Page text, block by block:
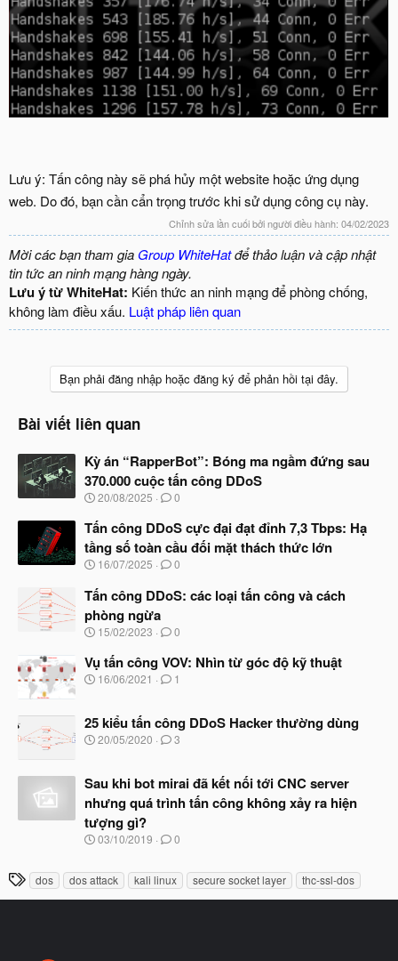
Lưu ý: Tấn công này sẽ phá hủy một website hoặc ứng dụng
web. Do đó, bạn cần cẩn trọng trước khi sử dụng công cụ này.
Chỉnh sửa lần cuối bởi người điều hành: 04/02/2023
Mời các bạn tham gia Group WhiteHatđể thảo luận và cập nhật
tin tức an ninh mạng hàng ngày.
Lưu ý từ WhiteHat: Kiến thức an ninh mạng để phòng chống,
không làm điều xấu. Luật pháp liên quan
Bạn phải đăng nhập hoặc đăng ký để phản hồi tại đây.
Bài viết liên quan
Kỳ án “RapperBot”: Bóng ma ngầm đứng sau
370.000 cuộc tấn công DDoS
N
à
b
ắ
đ
ầ
u
20/08/2025 0
Tấn công DDoS cực đại đạt đỉnh 7,3 Tbps: Hạ
tầng số toàn cầu đối mặt thách thức lớn
N
à
y
b
ắ
đ
ầ
16/07/2025 0
Tấn công DDoS: các loại tấn công và cách
phòng ngừa
N
à
y
b
t
đ
ầ
15/02/2023 0
Vụ tấn công VOV: Nhìn từ góc độ kỹ thuật
N
y
b
ắ
ầ
u
16/06/2021 1
25 kiểu tấn công DDoS Hacker thường dùng
N
y
ắ
t
đ
20/05/2020 3
Sau khi bot mirai đã kết nối tới CNC server
nhưng quá trình tấn công không xảy ra hiện
tượng gì?
N
y
03/10/2019 0
T
h
dos dos attack kali linux secure socket layer thc-ssl-dos